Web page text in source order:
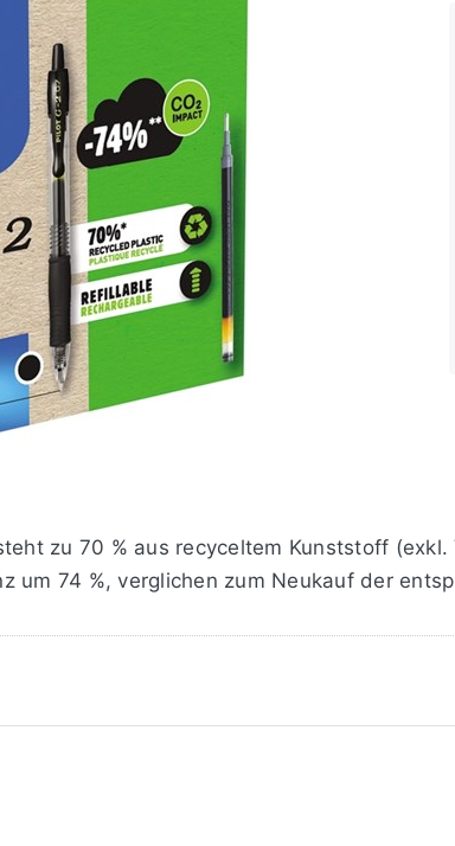
zu 70 % aus recyceltem Kunststoff
um 74 %, verglichen zum Neukauf der